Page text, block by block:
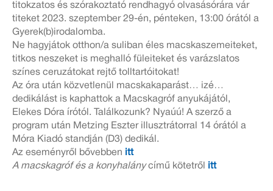
titokzatos és szórakoztató rendhagyó olvasásórára vár
titeket 2023. szeptember 29-én, pénteken, 13:00 órától a
Gyerek(b)irodalomba.
Ne hagyjátok otthon/a suliban éles macskaszemeiteket,
titkos neszeket is meghalló füleiteket és varázslatos
színes ceruzátokat rejtő tolltartóitokat!
Az óra után közvetlenül macskakaparást… izé…
dedikálást is kaphattok a Macskagróf anyukájától,
Elekes Dóra írótól. Találkozunk? Nyaúú! A szerző a
program után Metzing Eszter illusztrátorral 14 órától a
Móra Kiadó standján (D3) dedikál.
Az eseményről bővebben itt
A macskagróf és a konyhalánycímű kötetről itt